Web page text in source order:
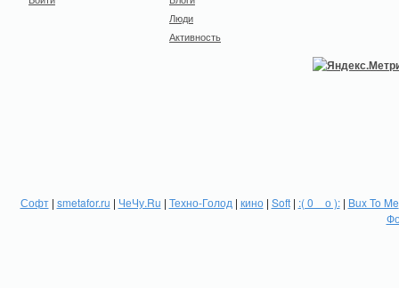
Люди
Активность
Софт| smetafor.ru | ЧеЧу.Ru | Техно-Голод | кино| Soft| :( 0 _ о ):| Bux To Me